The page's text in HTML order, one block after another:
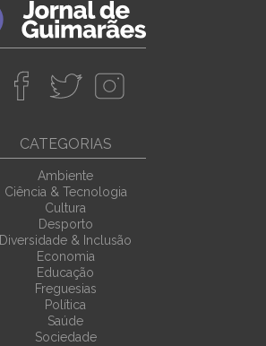
CATEGORIAS
Ambiente
Ciência & Tecnologia
Cultura
Desporto
Diversidade & Inclusão
Economia
Educação
Freguesias
Política
Saúde
Sociedade